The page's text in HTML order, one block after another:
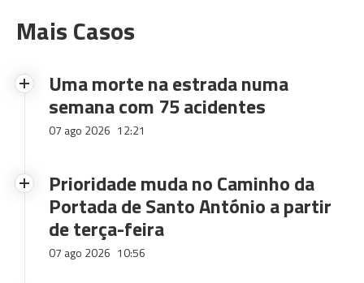
Mais Casos
Uma morte na estrada numa
semana com 75 acidentes
07 ago 2026 12:21
Prioridade muda no Caminho da
Portada de Santo António a partir
de terça-feira
07 ago 2026 10:56